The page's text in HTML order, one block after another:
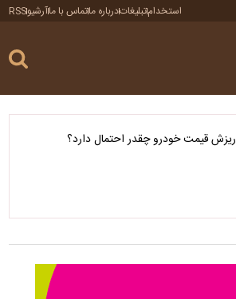
استخدامتبلیغاتدرباره ماتماس با ماآرشیوRSS
ریزش قیمت خودرو چقدر احتمال دارد؟